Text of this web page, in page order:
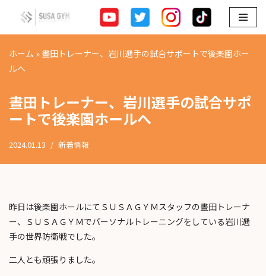
コ
ン
へ
ス
ッ
プ
ホーム » 晝田トレーナー、岩川選手の試合サポートで後楽園ホー
ルへ
晝田トレーナー、岩川選手の試合サポ
ートで後楽園ホールへ
2024.01.13 新着情報
昨日は後楽園ホールにてＳＵＳＡＧＹＭスタッフの晝田トレーナ
ー、ＳＵＳＡＧＹＭでパーソナルトレーニングをしている岩川選
手の世界防衛戦でした。
二人とも頑張りました。